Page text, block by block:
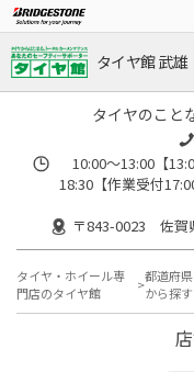
タイヤ館 武雄
タイヤのこと
10:00～13:00【
18:30【作業受付
〒843-0023 佐賀
タイヤ・ホイール専
門店のタイヤ館
都道府県
から探す